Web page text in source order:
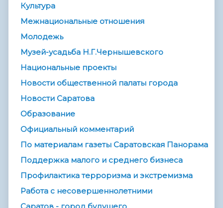
Культура
Межнациональные отношения
Молодежь
Музей-усадьба Н.Г.Чернышевского
Национальные проекты
Новости общественной палаты города
Новости Саратова
Образование
Официальный комментарий
По материалам газеты Саратовская Панорама
Поддержка малого и среднего бизнеса
Профилактика терроризма и экстремизма
Работа с несовершеннолетними